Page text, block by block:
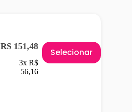
R$ 151,48
3x R$
56,16
Selecionar